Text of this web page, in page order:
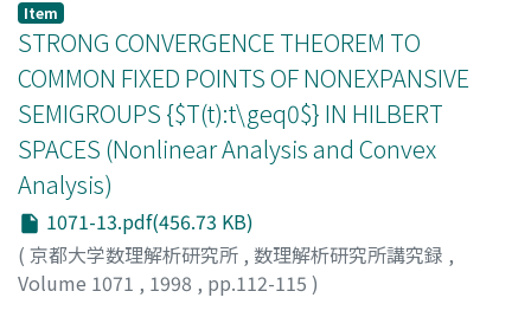
Item
STRONG CONVERGENCE THEOREM TO
COMMON FIXED POINTS OF NONEXPANSIVE
SEMIGROUPS {$T(t):t\geq0$} IN HILBERT
SPACES (Nonlinear Analysis and Convex
Analysis)
1071-13.pdf(456.73 KB)
( 京都大学数理解析研究所 , 数理解析研究所講究録 ,
Volume 1071 , 1998 , pp.112-115 )